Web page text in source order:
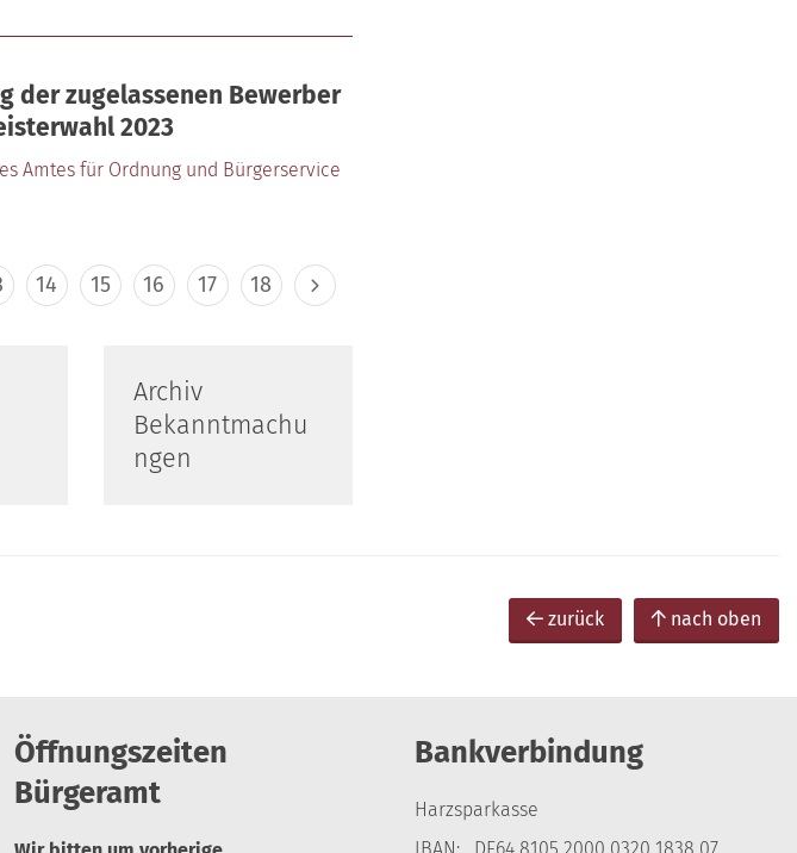
der zugelassenen Bewerber
2023
Amtes für Ordnung und Bürgerservice
14 15 16 17 18
Archiv
Bekanntmachu
ngen
zurück nach oben
Öffnungszeiten
Bürgeramt
Bankverbindung
Harzsparkasse
IBAN: DE64 8105 2000 0320 1838 07